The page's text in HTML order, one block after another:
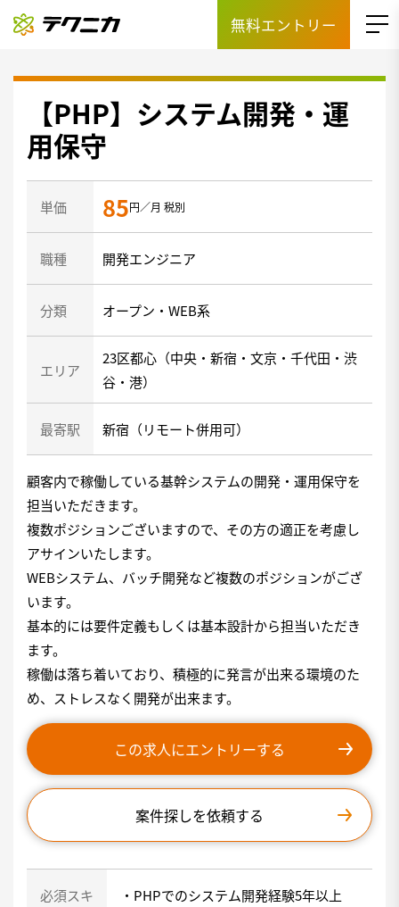
無料エントリー
【PHP】システム開発・運
用保守
単価 85円／月 税別
職種 開発エンジニア
分類 オープン・WEB系
エリア
23区都心（中央・新宿・文京・千代田・渋
谷・港）
最寄駅 新宿（リモート併用可）
顧客内で稼働している基幹システムの開発・運用保守を
担当いただきます。
複数ポジションございますので、その方の適正を考慮し
アサインいたします。
WEBシステム、バッチ開発など複数のポジションがござ
います。
基本的には要件定義もしくは基本設計から担当いただき
ます。
稼働は落ち着いており、積極的に発言が出来る環境のた
め、ストレスなく開発が出来ます。
この求人にエントリーする
案件探しを依頼する
必須スキ
・PHPでのシステム開発経験5年以上